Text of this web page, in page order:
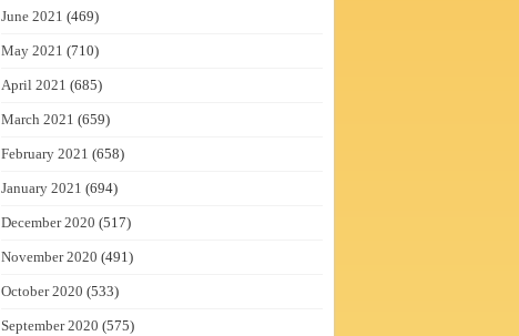
June 2021 (469)
May 2021 (710)
April 2021 (685)
March 2021 (659)
February 2021 (658)
January 2021 (694)
December 2020 (517)
November 2020 (491)
October 2020 (533)
September 2020 (575)